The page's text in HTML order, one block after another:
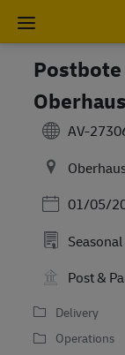
AV-
Posted Date
01/05/
Post &
Delivery
Operations